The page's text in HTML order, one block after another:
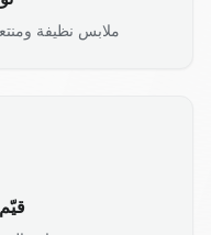
ملابس نظيفة